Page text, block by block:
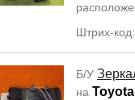
Штрих-
Б/У
на